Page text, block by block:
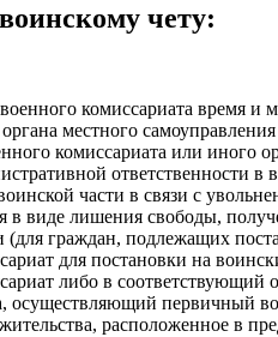
чету:
комиссариата время и
местного
комиссариата или иного
ответственности в
части в связи с
виде лишения свободы,
граждан, подлежащих
для постановки на
либо в соответствующий
осуществляющий первичный
расположенное в